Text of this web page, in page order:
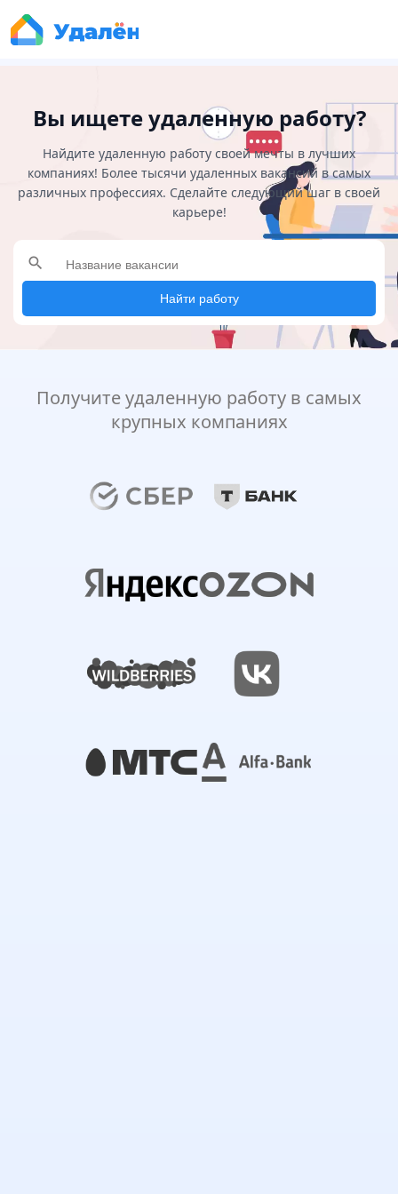
Вы ищете удаленную работу?
Найдите удаленную работу своей мечты в лучших
компаниях! Более тысячи удаленных вакансий в самых
различных профессиях. Сделайте следующий шаг в своей
карьере!
search
Найти работу
Получите удаленную работу в самых
крупных компаниях